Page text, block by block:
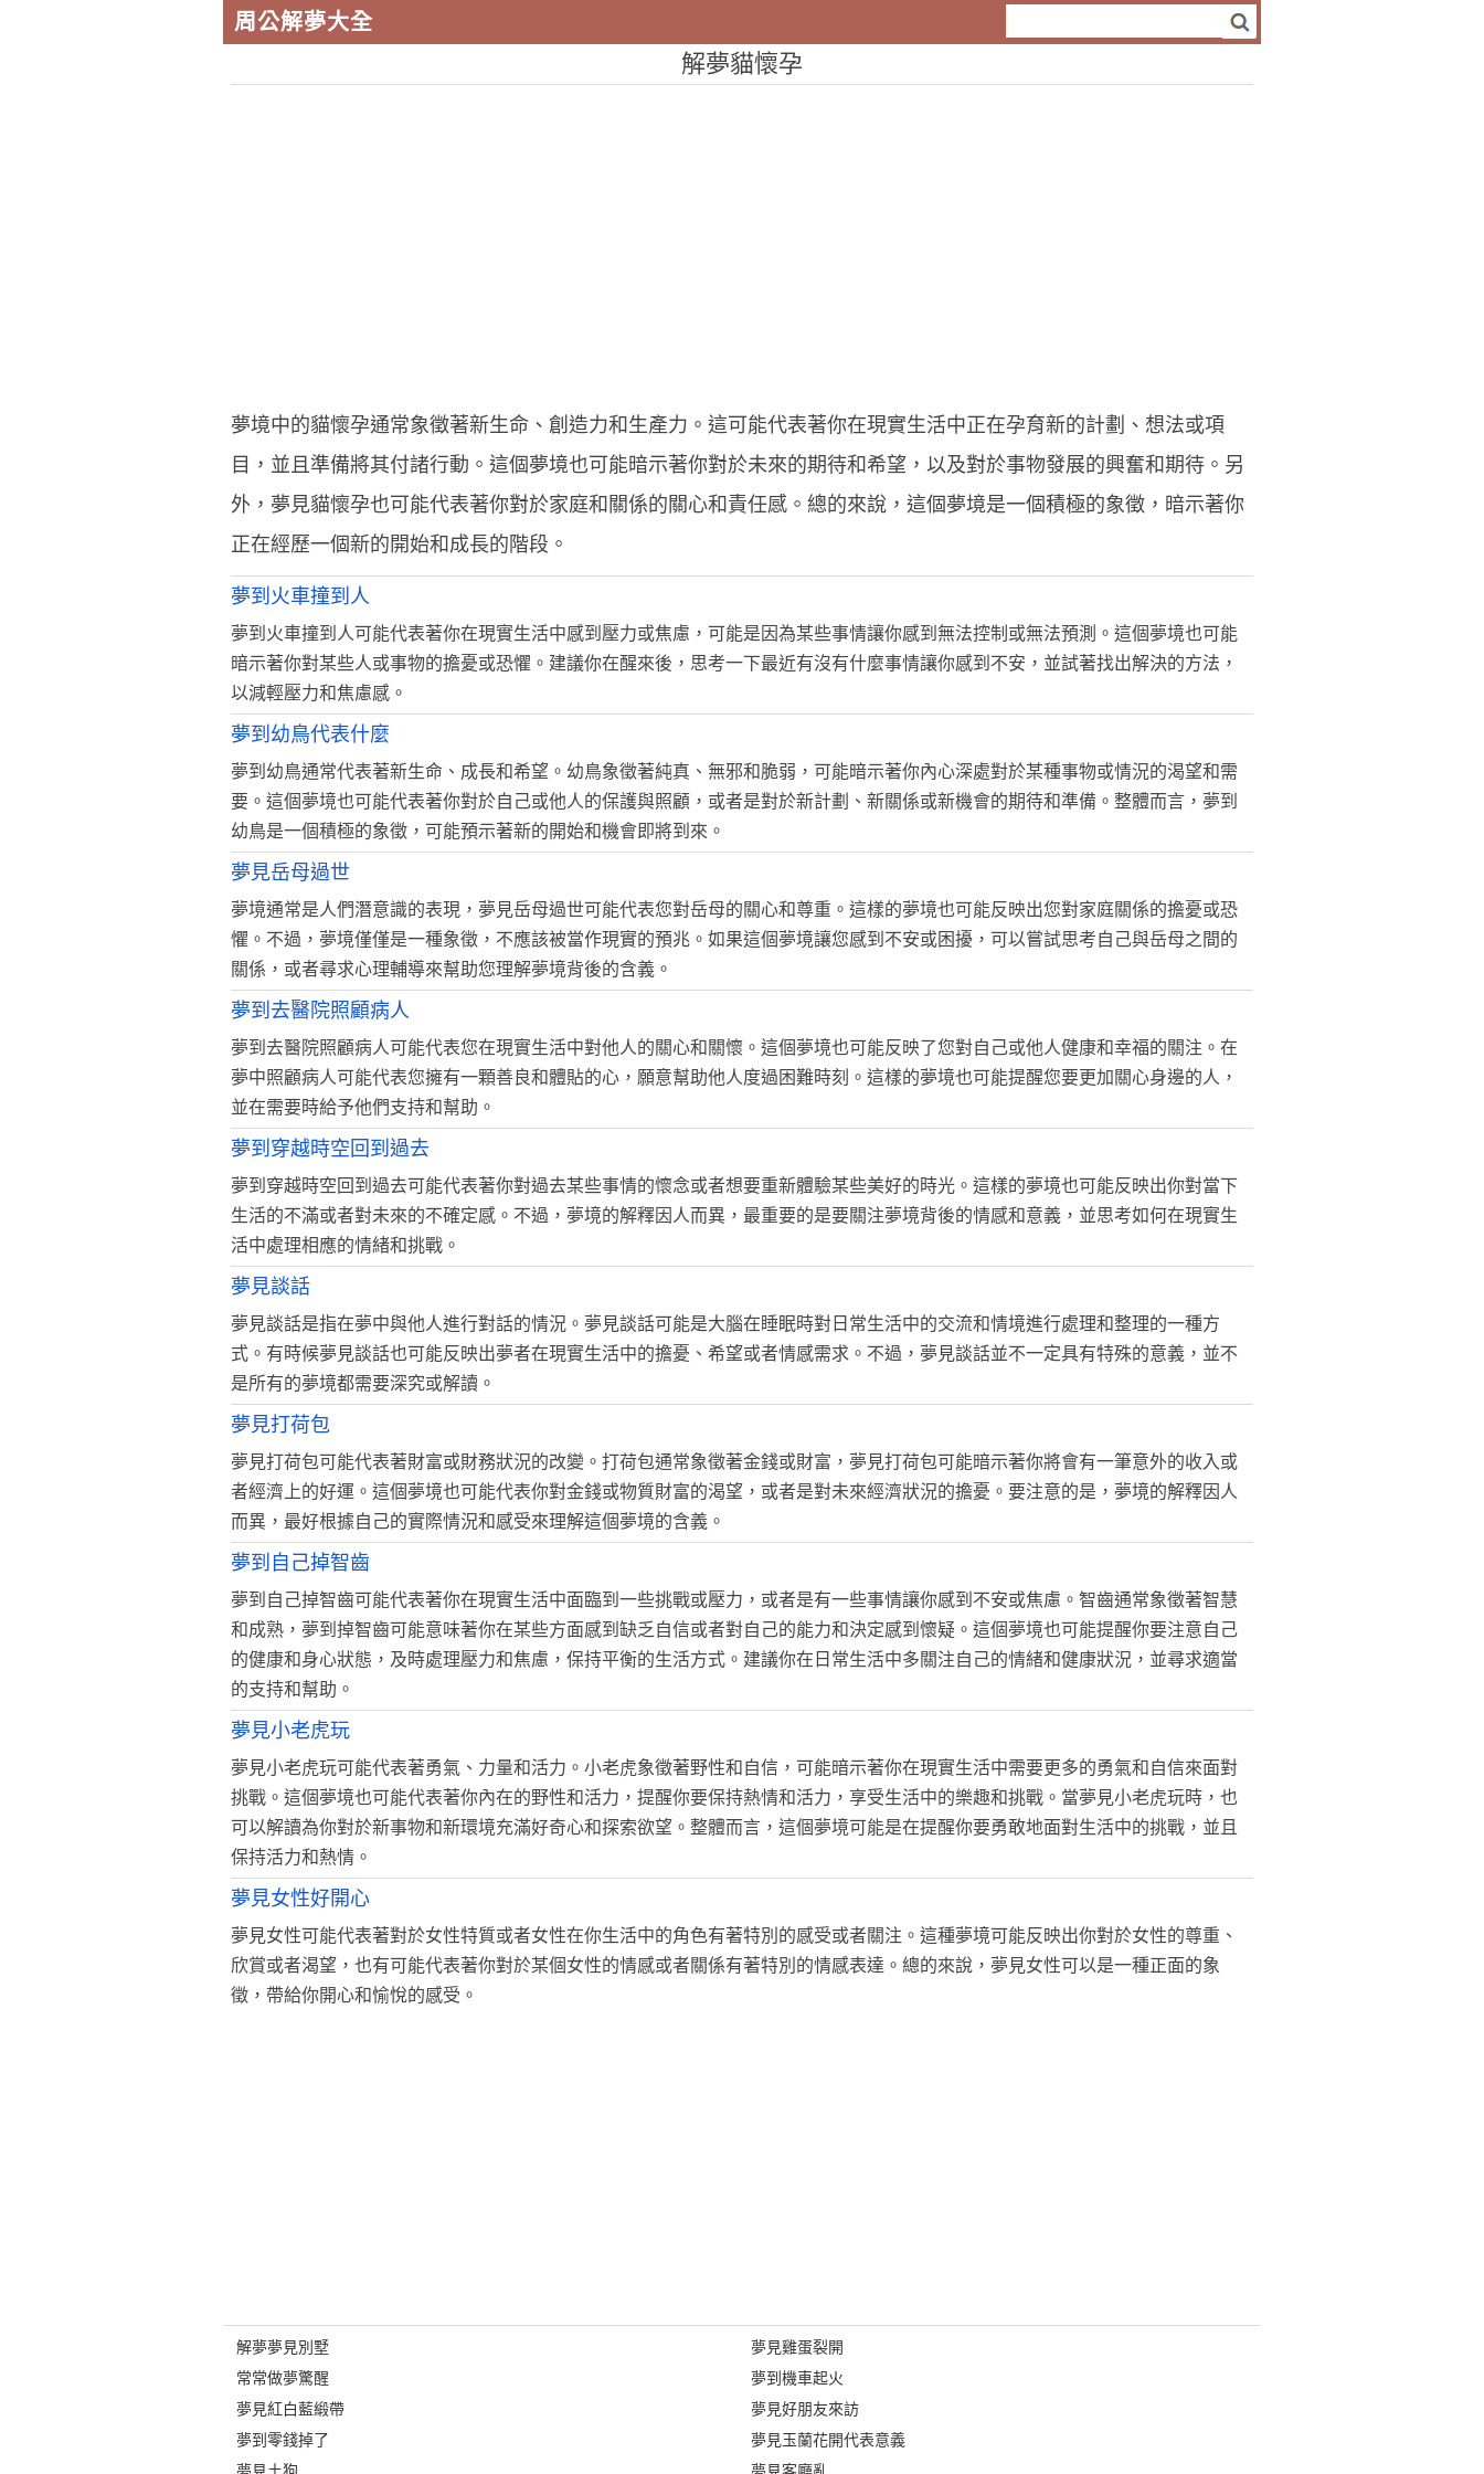
周公解夢大全
解夢貓懷孕
夢境中的貓懷孕通常象徵著新生命、創造力和生產力。這可能代表著你在現實生活中正在孕育新的計劃、想法或項
目，並且準備將其付諸行動。這個夢境也可能暗示著你對於未來的期待和希望，以及對於事物發展的興奮和期待。另
外，夢見貓懷孕也可能代表著你對於家庭和關係的關心和責任感。總的來說，這個夢境是一個積極的象徵，暗示著你
正在經歷一個新的開始和成長的階段。
夢到火車撞到人
夢到火車撞到人可能代表著你在現實生活中感到壓力或焦慮，可能是因為某些事情讓你感到無法控制或無法預測。這個夢境也可能
暗示著你對某些人或事物的擔憂或恐懼。建議你在醒來後，思考一下最近有沒有什麼事情讓你感到不安，並試著找出解決的方法，
以減輕壓力和焦慮感。
夢到幼鳥代表什麼
夢到幼鳥通常代表著新生命、成長和希望。幼鳥象徵著純真、無邪和脆弱，可能暗示著你內心深處對於某種事物或情況的渴望和需
要。這個夢境也可能代表著你對於自己或他人的保護與照顧，或者是對於新計劃、新關係或新機會的期待和準備。整體而言，夢到
幼鳥是一個積極的象徵，可能預示著新的開始和機會即將到來。
夢見岳母過世
夢境通常是人們潛意識的表現，夢見岳母過世可能代表您對岳母的關心和尊重。這樣的夢境也可能反映出您對家庭關係的擔憂或恐
懼。不過，夢境僅僅是一種象徵，不應該被當作現實的預兆。如果這個夢境讓您感到不安或困擾，可以嘗試思考自己與岳母之間的
關係，或者尋求心理輔導來幫助您理解夢境背後的含義。
夢到去醫院照顧病人
夢到去醫院照顧病人可能代表您在現實生活中對他人的關心和關懷。這個夢境也可能反映了您對自己或他人健康和幸福的關注。在
夢中照顧病人可能代表您擁有一顆善良和體貼的心，願意幫助他人度過困難時刻。這樣的夢境也可能提醒您要更加關心身邊的人，
並在需要時給予他們支持和幫助。
夢到穿越時空回到過去
夢到穿越時空回到過去可能代表著你對過去某些事情的懷念或者想要重新體驗某些美好的時光。這樣的夢境也可能反映出你對當下
生活的不滿或者對未來的不確定感。不過，夢境的解釋因人而異，最重要的是要關注夢境背後的情感和意義，並思考如何在現實生
活中處理相應的情緒和挑戰。
夢見談話
夢見談話是指在夢中與他人進行對話的情況。夢見談話可能是大腦在睡眠時對日常生活中的交流和情境進行處理和整理的一種方
式。有時候夢見談話也可能反映出夢者在現實生活中的擔憂、希望或者情感需求。不過，夢見談話並不一定具有特殊的意義，並不
是所有的夢境都需要深究或解讀。
夢見打荷包
夢見打荷包可能代表著財富或財務狀況的改變。打荷包通常象徵著金錢或財富，夢見打荷包可能暗示著你將會有一筆意外的收入或
者經濟上的好運。這個夢境也可能代表你對金錢或物質財富的渴望，或者是對未來經濟狀況的擔憂。要注意的是，夢境的解釋因人
而異，最好根據自己的實際情況和感受來理解這個夢境的含義。
夢到自己掉智齒
夢到自己掉智齒可能代表著你在現實生活中面臨到一些挑戰或壓力，或者是有一些事情讓你感到不安或焦慮。智齒通常象徵著智慧
和成熟，夢到掉智齒可能意味著你在某些方面感到缺乏自信或者對自己的能力和決定感到懷疑。這個夢境也可能提醒你要注意自己
的健康和身心狀態，及時處理壓力和焦慮，保持平衡的生活方式。建議你在日常生活中多關注自己的情緒和健康狀況，並尋求適當
的支持和幫助。
夢見小老虎玩
夢見小老虎玩可能代表著勇氣、力量和活力。小老虎象徵著野性和自信，可能暗示著你在現實生活中需要更多的勇氣和自信來面對
挑戰。這個夢境也可能代表著你內在的野性和活力，提醒你要保持熱情和活力，享受生活中的樂趣和挑戰。當夢見小老虎玩時，也
可以解讀為你對於新事物和新環境充滿好奇心和探索欲望。整體而言，這個夢境可能是在提醒你要勇敢地面對生活中的挑戰，並且
保持活力和熱情。
夢見女性好開心
夢見女性可能代表著對於女性特質或者女性在你生活中的角色有著特別的感受或者關注。這種夢境可能反映出你對於女性的尊重、
欣賞或者渴望，也有可能代表著你對於某個女性的情感或者關係有著特別的情感表達。總的來說，夢見女性可以是一種正面的象
徵，帶給你開心和愉悅的感受。
解夢夢見別墅
常常做夢驚醒
夢見紅白藍緞帶
夢到零錢掉了
夢見雞蛋裂開
夢到機車起火
夢見好朋友來訪
夢見玉蘭花開代表意義